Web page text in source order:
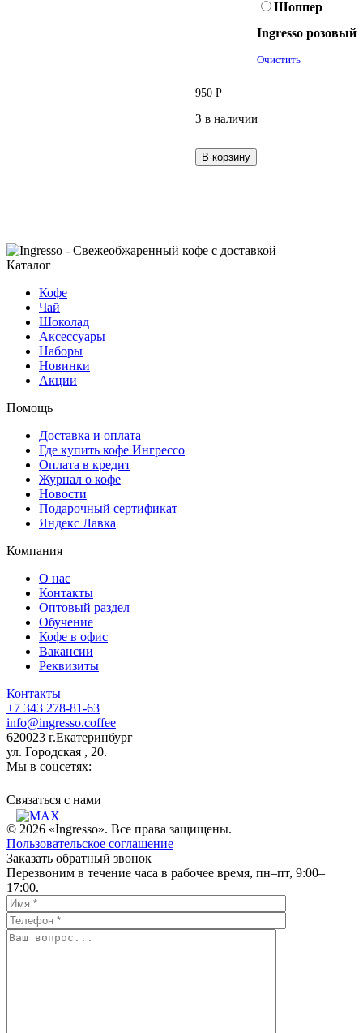
Шоппер
Ingresso розовый
Очистить
950 Р
3 в наличии
В корзину
Каталог
Кофе
Чай
Шоколад
Аксессуары
Наборы
Новинки
Акции
Помощь
Доставка и оплата
Где купить кофе Ингрессо
Оплата в кредит
Журнал о кофе
Новости
Подарочный сертификат
Яндекс Лавка
Компания
О нас
Контакты
Оптовый раздел
Обучение
Кофе в офис
Вакансии
Реквизиты
Контакты
+7 343 278-81-63
info@ingresso.coffee
620023 г.Екатеринбург
ул. Городская , 20.
Мы в соцсетях:
Связаться c нами
© 2026 «Ingresso». Все права защищены.
Пользовательское соглашение
Заказать обратный звонок
Перезвоним в течение часа в рабочее время, пн–пт, 9:00–
17:00.